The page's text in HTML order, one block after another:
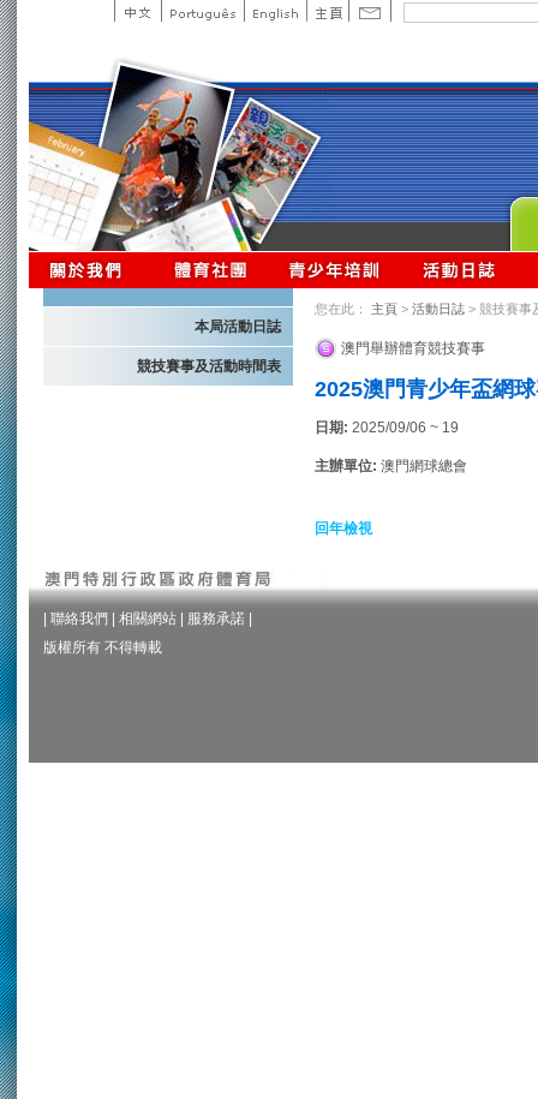
本局活動日誌
競技賽事及活動時間表
您在此： 主頁 > 活動日誌 > 競技賽事
澳門舉辦體育競技賽事
2025澳門青少年盃網
日期: 2025/09/06 ~ 19
主辦單位: 澳門網球總會
回年檢視
聯絡我們 相關網站 服務承諾
版權所有 不得轉載